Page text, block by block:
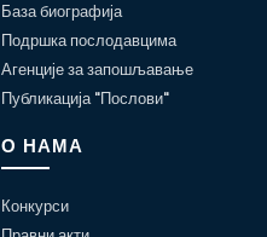
База биографија
Подршка послодавцима
Агенције за запошљавање
Публикација "Послови"
О НАМА
Конкурси